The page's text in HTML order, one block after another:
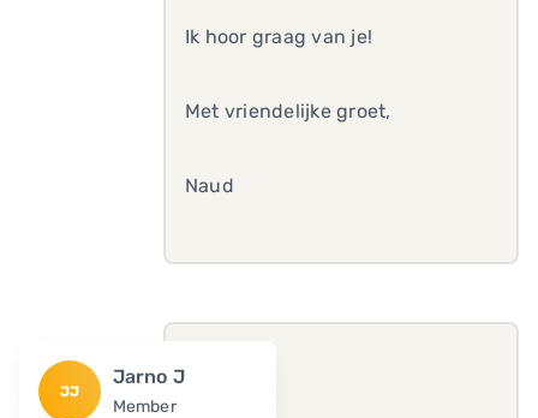
Ik hoor graag van je!
Met vriendelijke groet,
Naud
JJ
Jarno J
Member